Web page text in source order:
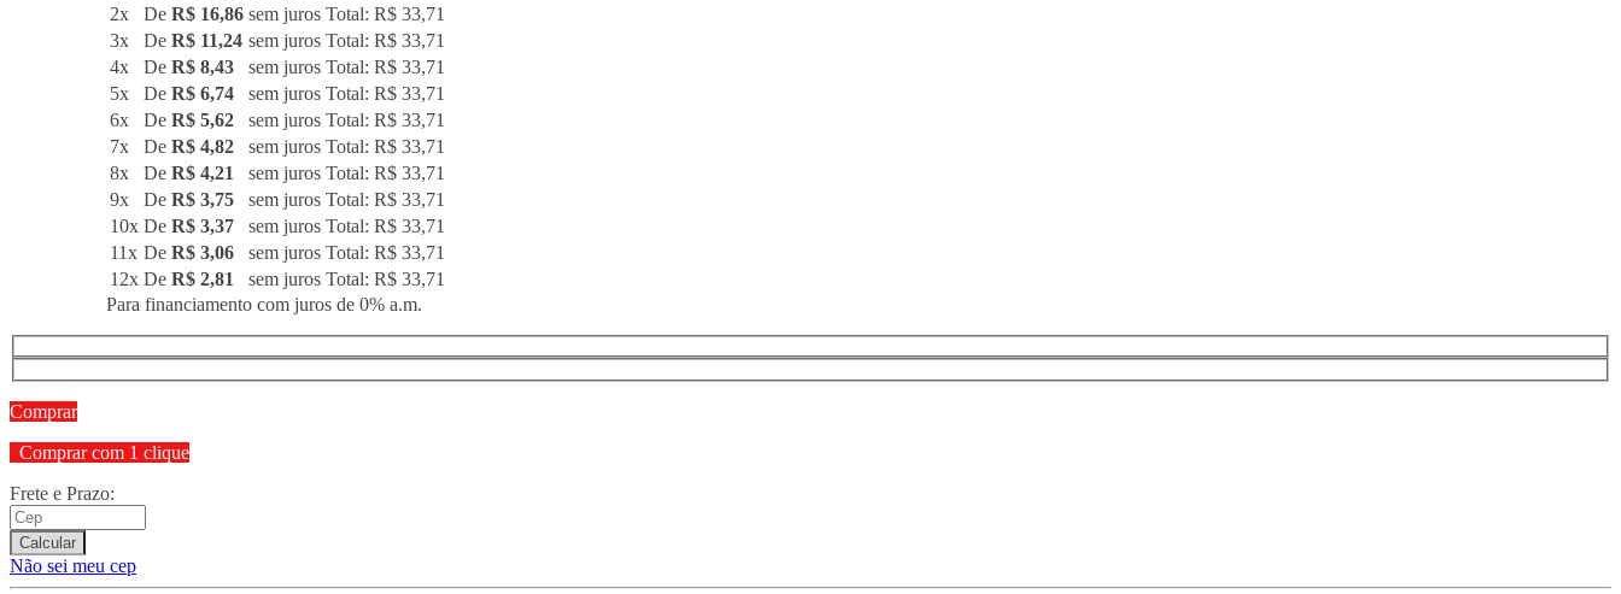
2x
De R$ 16,86 sem juros Total: R$ 33,71
3x
De R$ 11,24 sem juros Total: R$ 33,71
4x
De R$ 8,43 sem juros Total: R$ 33,71
5x
De R$ 6,74 sem juros Total: R$ 33,71
6x
De R$ 5,62 sem juros Total: R$ 33,71
7x
De R$ 4,82 sem juros Total: R$ 33,71
8x
De R$ 4,21 sem juros Total: R$ 33,71
9x
De R$ 3,75 sem juros Total: R$ 33,71
10x De R$ 3,37 sem juros Total: R$ 33,71
11x De R$ 3,06 sem juros Total: R$ 33,71
12x De R$ 2,81 sem juros Total: R$ 33,71
Para financiamento com juros de 0% a.m.
Comprar
Comprar com 1 clique
Frete e Prazo:
Calcular
Não sei meu cep